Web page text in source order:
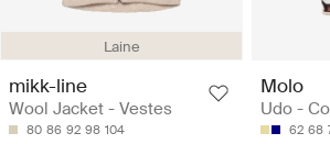
Laine
mikk-line
Wool Jacket - Vestes
80 86 92 98 104
Molo
Udo -
62 68